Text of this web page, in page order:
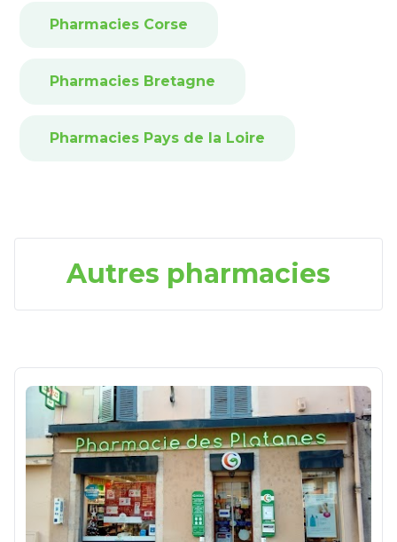
Pharmacies Corse
Pharmacies Bretagne
Pharmacies Pays de la Loire
Autres pharmacies